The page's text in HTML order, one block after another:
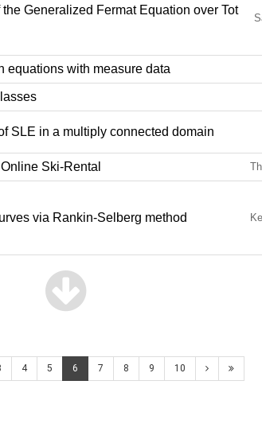
Generalized Fermat Equation over Tot
equations with measure data
SLE in a multiply connected domain
Ski-Rental
via Rankin-Selberg method
4 5 6 7 8 9 10